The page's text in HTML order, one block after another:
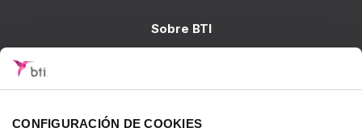
CONFIGURACIÓN DE COOKIES
Sobre BTI
Formación - BTI Training Center